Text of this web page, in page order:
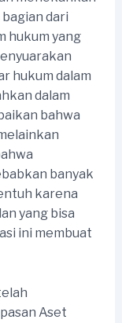
dari
hukum yang
hukum dalam
dalam
bahwa
banyak
karena
yang bisa
ini membuat
Aset